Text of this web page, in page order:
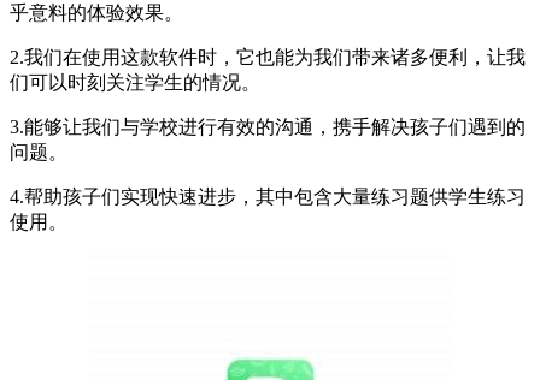
乎意料的体验效果。
2.我们在使用这款软件时，它也能为我们带来诸多便利，让我
们可以时刻关注学生的情况。
3.能够让我们与学校进行有效的沟通，携手解决孩子们遇到的
问题。
4.帮助孩子们实现快速进步，其中包含大量练习题供学生练习
使用。